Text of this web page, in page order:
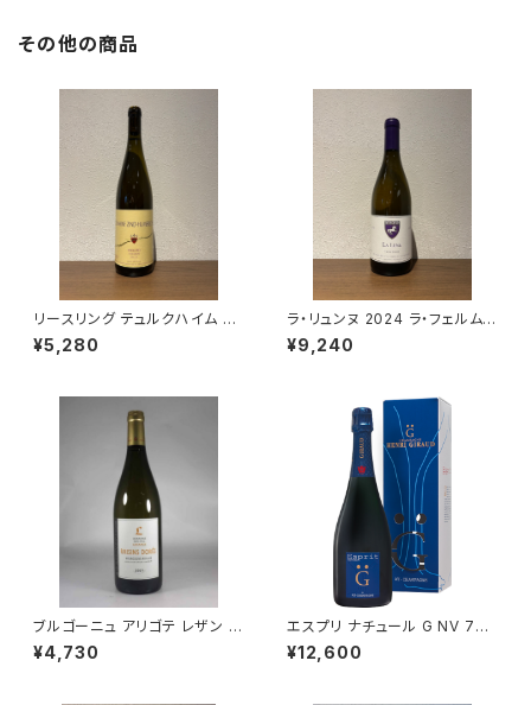
その他の商品
リースリング テュルクハイム 20
23 750ml ツィント・フンブレヒ
ト 白ワイン フランス アルザス
¥5,280
ラ・リュンヌ 2024 ラ・フェルム・
ド・ラ・サンソニエール 白ワイン
750ml
¥9,240
ブルゴーニュ アリゴテ レザン ド
レ 2021 750ml ミシェル ラファ
ルジュ 白ワイン フランス ブルゴ
¥4,730
エスプリ ナチュール G NV 750
ml アンリ ジロー シャンパーニ
ュ フランス 正規品
¥12,600